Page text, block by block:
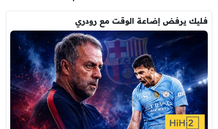
فليك يرفض إضاعة الوقت مع رودري